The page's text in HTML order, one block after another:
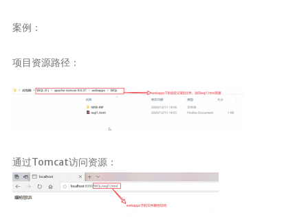
案例：
项目资源路径：
通过Tomcat访问资源：